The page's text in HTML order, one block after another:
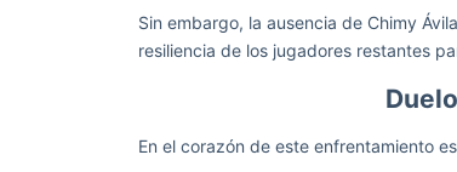
Sin embargo, la ausencia de Chimy
resiliencia de los jugadores restantes
En el corazón de este enfrentamiento